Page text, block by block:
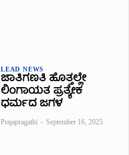
LEAD NEWS
ಜಾತಿಗಣತಿ ಹೊತ್ತಲ್ಲೇ
ಲಿಂಗಾಯತ ಪ್ರತ್ಯೇಕ
ಧರ್ಮದ ಜಗಳ
Prajapragathi - September 16, 2025